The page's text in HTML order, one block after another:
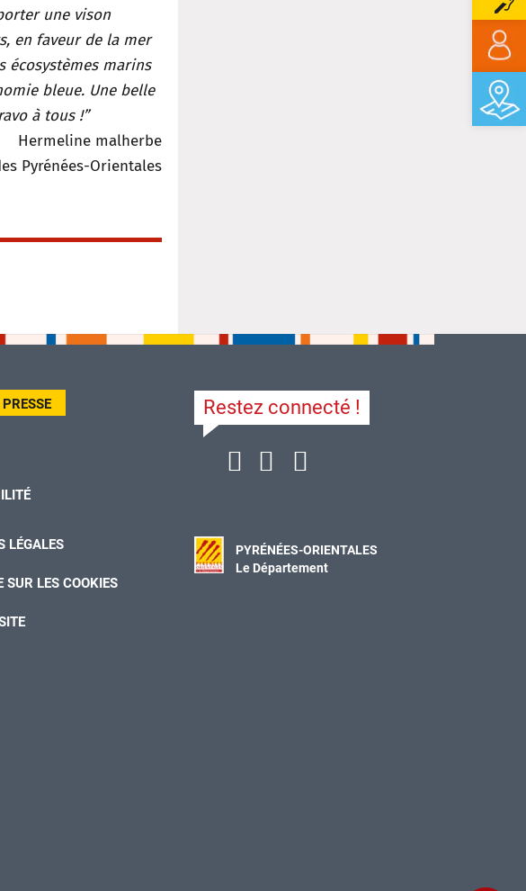
une vison
en faveur de la mer
marins
bleue. Une belle
à tous !”
Hermeline malherbe
Pyrénées-Orientales
LÉGALES
SUR LES COOKIES
Restez connecté !
PYRÉNÉES-ORIENTALES
Le Département